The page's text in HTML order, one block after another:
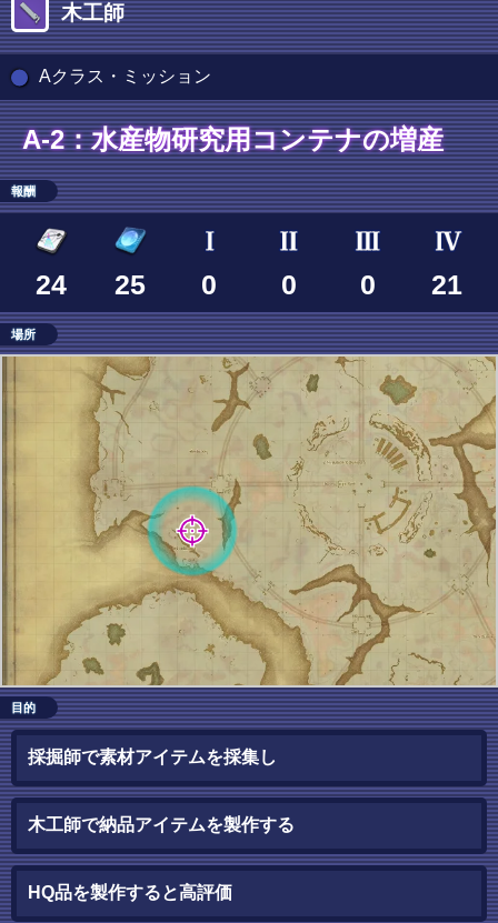
木工師
Aクラス・ミッション
A-2：水産物研究用コンテナの増産
報酬
24 25 0 0 0 21
場所
目的
採掘師で素材アイテムを採集し
木工師で納品アイテムを製作する
HQ品を製作すると高評価